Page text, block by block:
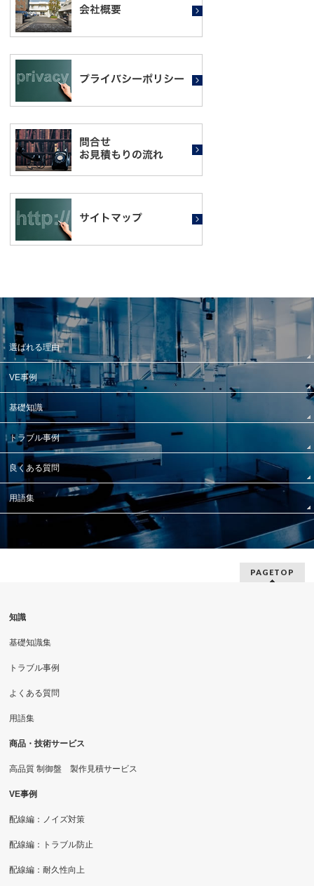
選ばれる理由
VE事例
基礎知識
トラブル事例
良くある質問
用語集
PAGETOP
知識
基礎知識集
トラブル事例
よくある質問
用語集
商品・技術サービス
高品質 制御盤 製作見積サービス
VE事例
配線編：ノイズ対策
配線編：トラブル防止
配線編：耐久性向上